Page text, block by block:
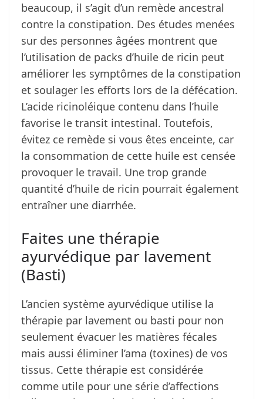
beaucoup, il s’agit d’un remède ancestral
contre la constipation. Des études menées
sur des personnes âgées montrent que
l’utilisation de packs d’huile de ricin peut
améliorer les symptômes de la constipation
et soulager les efforts lors de la défécation.
L’acide ricinoléique contenu dans l’huile
favorise le transit intestinal. Toutefois,
évitez ce remède si vous êtes enceinte, car
la consommation de cette huile est censée
provoquer le travail. Une trop grande
quantité d’huile de ricin pourrait également
entraîner une diarrhée.
Faites une thérapie
ayurvédique par lavement
(Basti)
L’ancien système ayurvédique utilise la
thérapie par lavement ou basti pour non
seulement évacuer les matières fécales
mais aussi éliminer l’ama (toxines) de vos
tissus. Cette thérapie est considérée
comme utile pour une série d’affections